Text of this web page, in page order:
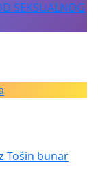
SEKSUALNOG
Tošin bunar